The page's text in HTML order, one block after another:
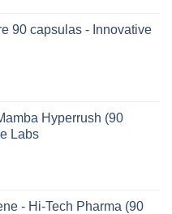
90 capsulas - Innovative
Hyperrush (90
Labs
- Hi-Tech Pharma (90